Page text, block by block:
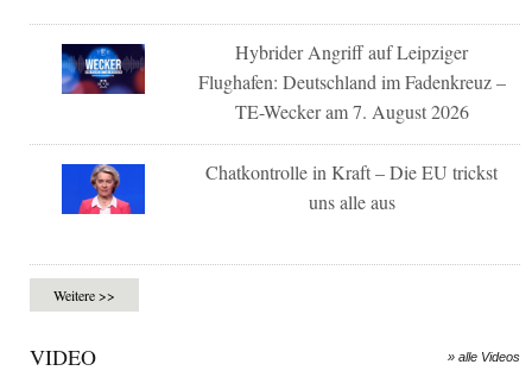
Hybrider Angriff auf Leipziger
Flughafen: Deutschland im Fadenkreuz –
TE-Wecker am 7. August 2026
Chatkontrolle in Kraft – Die EU trickst
uns alle aus
Weitere >>
VIDEO » alle Videos